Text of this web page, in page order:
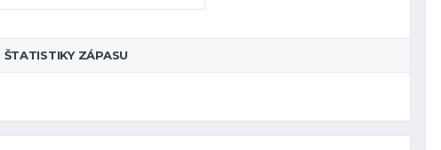
ŠTATISTIKY ZÁPASU